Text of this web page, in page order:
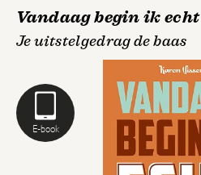
E-book
Vandaag begin ik echt
Je uitstelgedrag de baas